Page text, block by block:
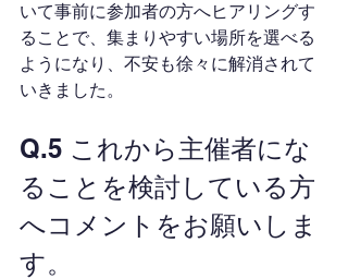
いて事前に参加者の方へヒアリングす
ることで、集まりやすい場所を選べる
ようになり、不安も徐々に解消されて
いきました。
Q.5 これから主催者にな
ることを検討している方
へコメントをお願いしま
す。